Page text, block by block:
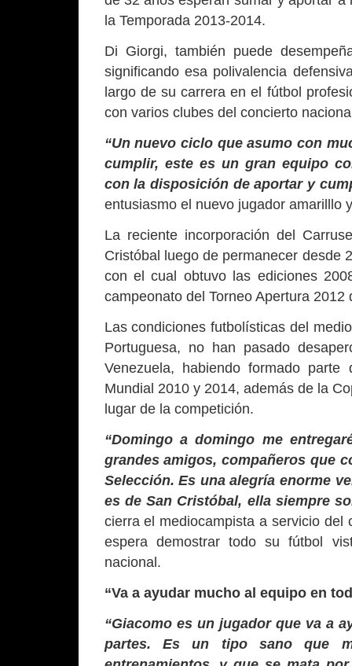
la Temporada 2013-2014.
Di Giorgi, también puede
significando esa polivalencia
largo de su carrera en el fútbol
con varios clubes del concierto
“Un nuevo ciclo que asumo con
cumplir, este es un gran equipo
con la disposición de aportar y
entusiasmo el nuevo jugador amarilllo
La reciente incorporación del
Cristóbal luego de permanecer desde
con el cual obtuvo las ediciones
campeonato del Torneo Apertura 2012
Las condiciones futbolísticas del
Portuguesa, no han pasado
Venezuela, habiendo formado
Mundial 2010 y 2014, además de la
lugar de la competición.
“Domingo a domingo me
grandes amigos, compañeros que
Selección. Es una alegría enorme
es de San Cristóbal, ella siempre
cierra el mediocampista a servicio del
espera demostrar todo su fútbol
nacional.
“Va a ayudar mucho al equipo en
“Giacomo es un jugador que va a
partes. Es un tipo sano que